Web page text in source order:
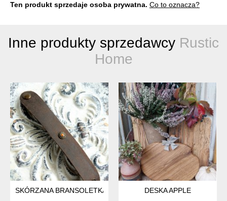
Ten produkt sprzedaje osoba prywatna. Co to oznacza?
Inne produkty sprzedawcy Rustic
Home
SKÓRZANA BRANSOLETKA
DESKA APPLE